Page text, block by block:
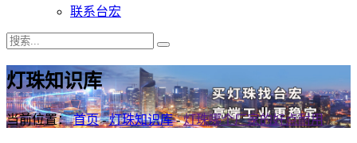
联系台宏
灯珠知识库
当前位置：首页-灯珠知识库-灯珠哪个厂家的好点耐用